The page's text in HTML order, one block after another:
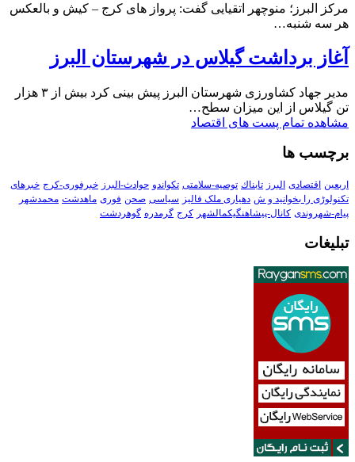
مرکز البرز؛ منوچهر اتقیایی گفت: پرواز های کرج – کیش و بالعکس
هر سه شنبه…
آغاز برداشت گیلاس در شهرستان البرز
مدیر جهاد کشاورزی شهرستان البرز پیش بینی کرد بیش از ۳ هزار
تن گیلاس از این میزان سطح…
مشاهده تمام پست های اقتصاد
برچسب ها
اربعین اقتصادی البرز تابناك توصیه-سلامتی تکواندو حوادث-البرز خبرفوری-کرج خبرهای
تکنولوڑی را بخوانید و ش دهیاری ملک فالیز سیاسی صحن فوری ماهدشت محمدشهر
پیام-شهروندی کانال-پیشاهنگیکمالشهر کرج گرمدره گوهردشت
تبلیغات